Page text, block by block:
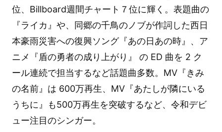
位、Billboard週間チャート７位に輝く。表題曲の
『ライカ』や、同郷の千鳥のノブが作詞した西日
本豪雨災害への復興ソング『あの日あの時』、ア
ニメ『盾の勇者の成り上がり』 の ED 曲を 2 ク
ール連続で担当するなど話題曲多数。MV『きみ
の名前』は 600万再生、MV『あたしが隣にいる
うちに』も500万再生を突破するなど、令和デビ
ュー注目のシンガー。